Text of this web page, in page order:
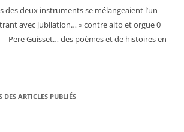
des deux instruments se mélangeaient l’un
avec jubilation… » contre alto et orgue 0
Pere Guisset… des poèmes et de histoires en
DES ARTICLES PUBLIÉS